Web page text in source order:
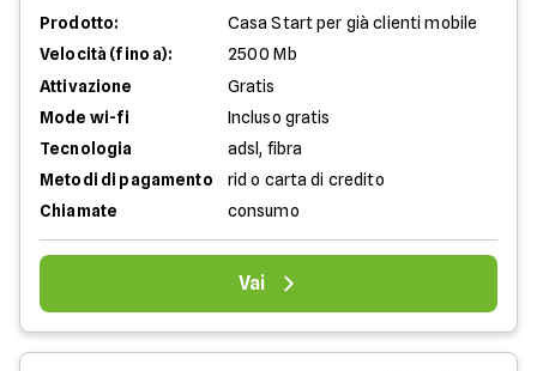
Prodotto:
Casa Start per già clienti mobile
Velocità (fino a):
2500 Mb
Attivazione
Gratis
Mode wi-fi
Incluso gratis
Tecnologia
adsl, fibra
Metodi di pagamento
rid o carta di credito
Chiamate
consumo
Vai